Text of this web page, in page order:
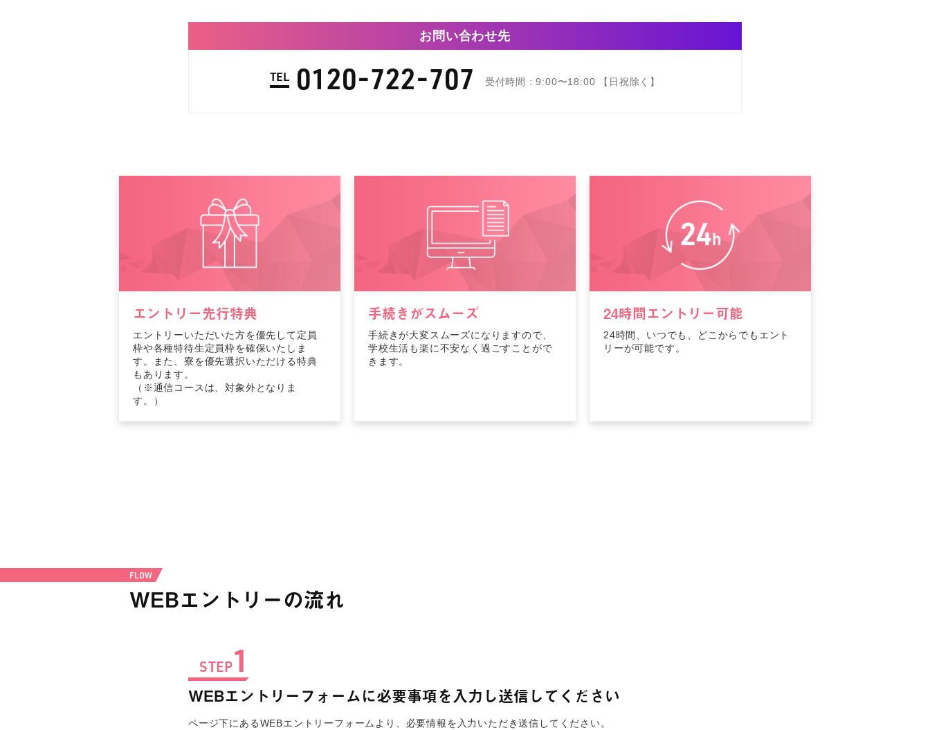
お問い合わせ先
TEL 0120-722-707 受付時間 : 9:00〜18:00 【日祝除く】
エントリー先行特典
エントリーいただいた方を優先して定員
枠や各種特待生定員枠を確保いたしま
す。また、寮を優先選択いただける特典
もあります。
（※通信コースは、対象外となりま
す。）
手続きがスムーズ
手続きが大変スムーズになりますので、
学校生活も楽に不安なく過ごすことがで
きます。
24時間エントリー可能
24時間、いつでも、どこからでもエント
リーが可能です。
FLOW
WEBエントリーの流れ
STEP1
WEBエントリーフォームに必要事項を入力し送信してください
ページ下にあるWEBエントリーフォームより、必要情報を入力いただき送信してください。